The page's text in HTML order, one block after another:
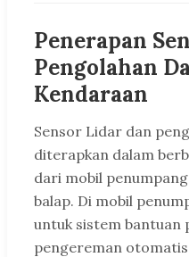
Penerapan
Pengolahan
Kendaraan
Sensor Lidar dan
diterapkan dalam
dari mobil
balap. Di mobil
untuk sistem bantuan
pengereman